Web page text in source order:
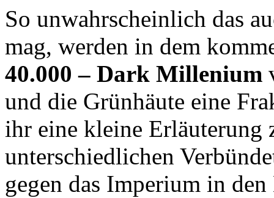
So unwahrscheinlich das
mag, werden in dem
40.000 – Dark Millenium
und die Grünhäute eine
ihr eine kleine Erläuterung
unterschiedlichen
gegen das Imperium in